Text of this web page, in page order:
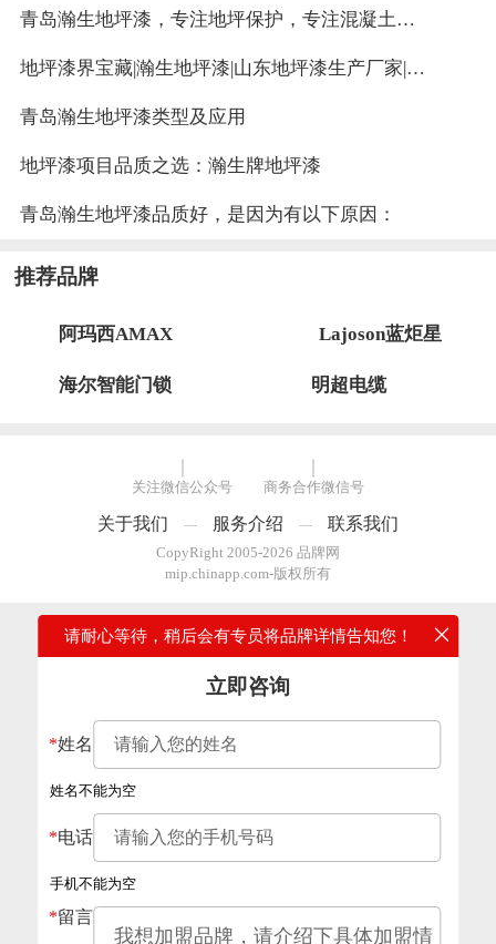
青岛瀚生地坪漆，专注地坪保护，专注混凝土表面之美观
地坪漆界宝藏|瀚生地坪漆|山东地坪漆生产厂家|青岛地坪漆厂家
青岛瀚生地坪漆类型及应用
地坪漆项目品质之选：瀚生牌地坪漆
青岛瀚生地坪漆品质好，是因为有以下原因：
推荐品牌
阿玛西AMAX Lajoson蓝炬星
海尔智能门锁 明超电缆
关注微信公众号 商务合作微信号
关于我们 --- 服务介绍 --- 联系我们
CopyRight 2005-2026 品牌网
mip.chinapp.com-版权所有
请耐心等待，稍后会有专员将品牌详情告知您！
立即咨询
*姓名
姓名不能为空
*电话
手机不能为空
*留言